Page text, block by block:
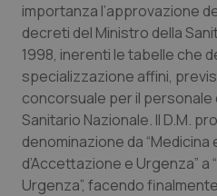
Basilicata
Calabria
Campania
Emilia-Romagna
Artrite & artrosi
Asma & BPCO
Car-T
Colesterolo &
QS Club Newsletter
importanza l’approvazione
decreti del Ministro della
1998, inerenti le tabelle che
specializzazione affini,
concorsuale per il personale
Sanitario Nazionale. Il D.M.
denominazione da “Medicina
d’Accettazione e Urgenza” a
Urgenza”, facendo